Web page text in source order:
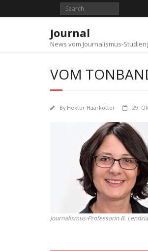
Journal
News vom Journalismus-
VOM
By Hektor Haarkötter 29.
Journalismus-Professorin B.